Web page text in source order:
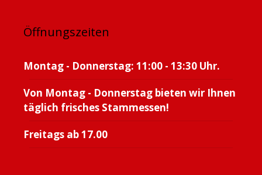
Öffnungszeiten
Montag - Donnerstag: 11:00 - 13:30 Uhr.
Von Montag - Donnerstag bieten wir Ihnen
täglich frisches Stammessen!
Freitags ab 17.00